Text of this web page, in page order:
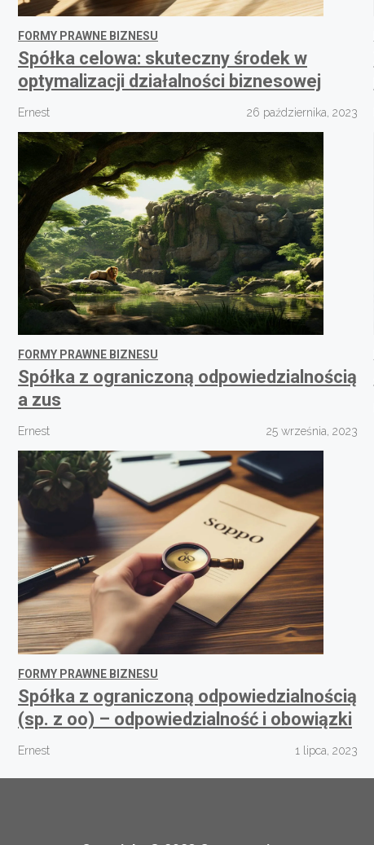
FORMY PRAWNE BIZNESU
Spółka celowa: skuteczny środek w
optymalizacji działalności biznesowej
Ernest 26 października, 2023
FORMY PRAWNE BIZNESU
Spółka z ograniczoną odpowiedzialnością
a zus
Ernest 25 września, 2023
FORMY PRAWNE BIZNESU
Spółka z ograniczoną odpowiedzialnością
(sp. z oo) – odpowiedzialność i obowiązki
Ernest 1 lipca, 2023